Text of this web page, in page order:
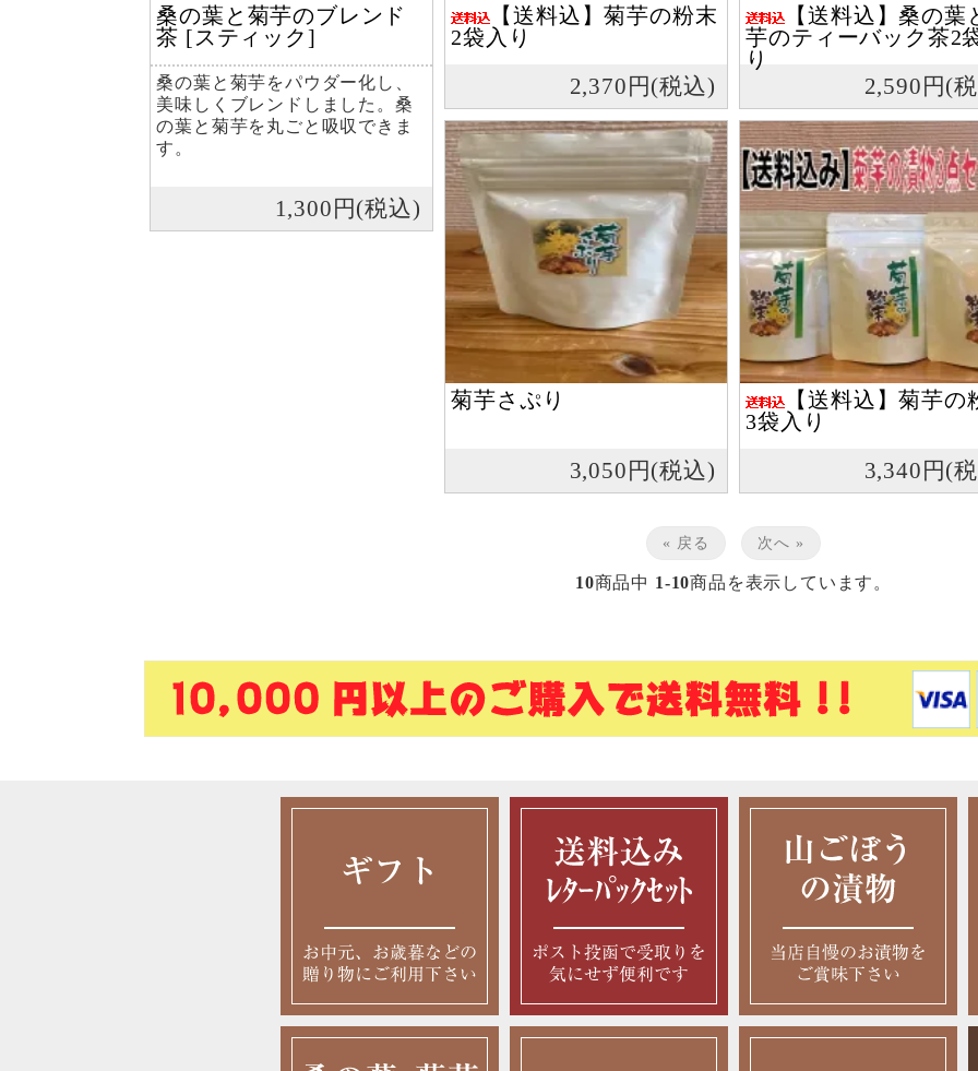
桑の葉と菊芋のブレンド
茶 [スティック]
桑の葉と菊芋をパウダー化し、
美味しくブレンドしました。桑
の葉と菊芋を丸ごと吸収できま
す。
1,300円(税込)
【送料込】菊芋の粉末
2袋入り
2,370円(税込)
【送料込】桑の葉
芋のティーバック茶2
り
2,590円(
菊芋さぷり
3,050円(税込)
【送料込】菊芋の
3袋入り
3,340円(
« 戻る 次へ »
10商品中 1-10商品を表示しています。